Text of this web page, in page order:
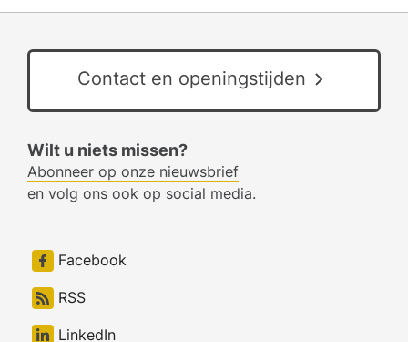
Contact en openingstijden
Wilt u niets missen?
Abonneer op onze nieuwsbrief
en volg ons ook op social media.
Facebook
RSS
LinkedIn